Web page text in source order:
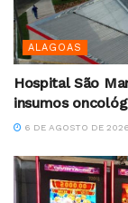
ALAGOAS
Hospital São
insumos
6 DE AGOSTO DE 2026